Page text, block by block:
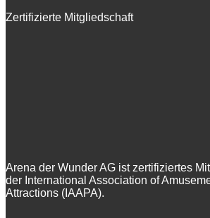
Zertifizierte Mitgliedschaft
Arena der Wunder AG ist zertifiziertes
der International Association of
Attractions (IAAPA).